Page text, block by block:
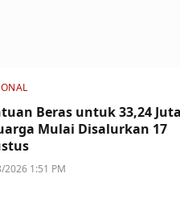
Beras untuk 33,24
Mulai Disalurkan 17
2026 1:51 PM